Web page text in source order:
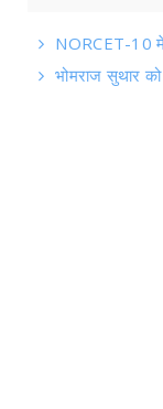
NORCET-10 में
भोमराज सुथार